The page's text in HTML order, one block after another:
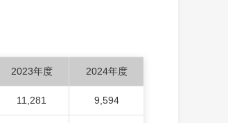
2023年度 2024年度
11,281 9,594